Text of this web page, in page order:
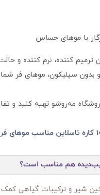
با موهای حساس
سیلیکون، موهای فر شما
هم مناسب است؟
شیر و ترکیبات گیاهی